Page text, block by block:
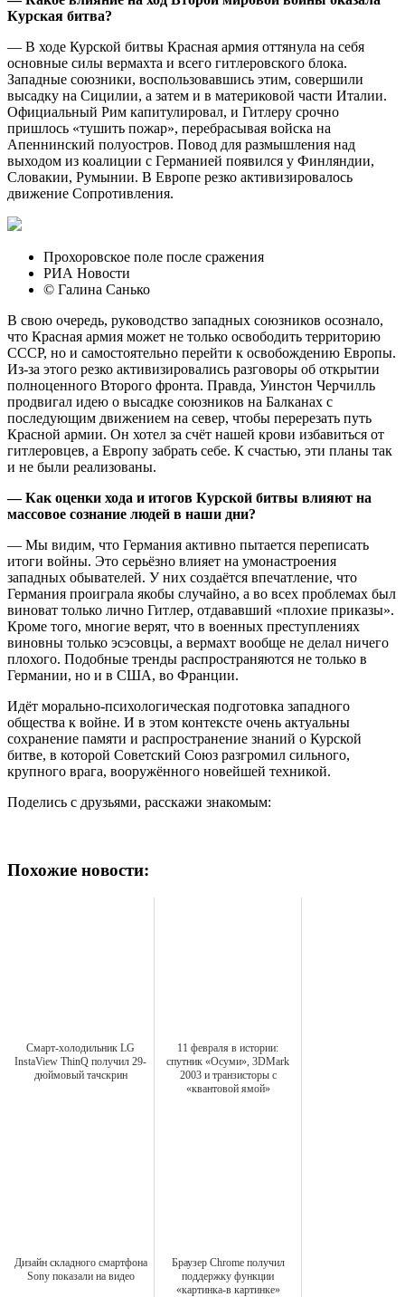
Курская битва?
— В ходе Курской битвы Красная армия оттянула на себя
основные силы вермахта и всего гитлеровского блока.
Западные союзники, воспользовавшись этим, совершили
высадку на Сицилии, а затем и в материковой части Италии.
Официальный Рим капитулировал, и Гитлеру срочно
пришлось «тушить пожар», перебрасывая войска на
Апеннинский полуостров. Повод для размышления над
выходом из коалиции с Германией появился у Финляндии,
Словакии, Румынии. В Европе резко активизировалось
движение Сопротивления.
Прохоровское поле после сражения
РИА Новости
© Галина Санько
В свою очередь, руководство западных союзников осознало,
что Красная армия может не только освободить территорию
СССР, но и самостоятельно перейти к освобождению Европы.
Из-за этого резко активизировались разговоры об открытии
полноценного Второго фронта. Правда, Уинстон Черчилль
продвигал идею о высадке союзников на Балканах с
последующим движением на север, чтобы перерезать путь
Красной армии. Он хотел за счёт нашей крови избавиться от
гитлеровцев, а Европу забрать себе. К счастью, эти планы так
и не были реализованы.
— Как оценки хода и итогов Курской битвы влияют на
массовое сознание людей в наши дни?
— Мы видим, что Германия активно пытается переписать
итоги войны. Это серьёзно влияет на умонастроения
западных обывателей. У них создаётся впечатление, что
Германия проиграла якобы случайно, а во всех проблемах был
виноват только лично Гитлер, отдававший «плохие приказы».
Кроме того, многие верят, что в военных преступлениях
виновны только эсэсовцы, а вермахт вообще не делал ничего
плохого. Подобные тренды распространяются не только в
Германии, но и в США, во Франции.
Идёт морально-психологическая подготовка западного
общества к войне. И в этом контексте очень актуальны
сохранение памяти и распространение знаний о Курской
битве, в которой Советский Союз разгромил сильного,
крупного врага, вооружённого новейшей техникой.
Поделись с друзьями, расскажи знакомым:
Похожие новости:
Смарт-холодильник LG
InstaView ThinQ получил 29-
дюймовый тачскрин
11 февраля в истории:
спутник «Осуми», 3DMark
2003 и транзисторы с
«квантовой ямой»
Дизайн складного смартфона
Sony показали на видео
Браузер Chrome получил
поддержку функции
«картинка-в картинке»